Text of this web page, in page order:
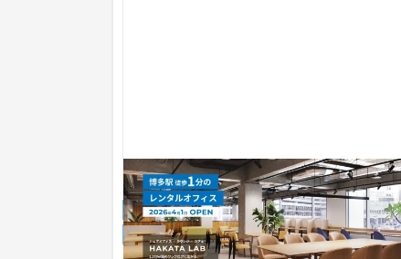
シェアオフィス（福岡／博多）【LP】
ランディングページ
不動産・マンション
51〜100万円